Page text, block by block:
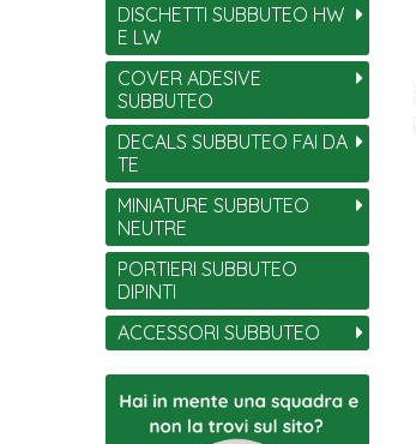
DISCHETTI SUBBUTEO HW
E LW
COVER ADESIVE
SUBBUTEO
DECALS SUBBUTEO FAI DA
TE
MINIATURE SUBBUTEO
NEUTRE
PORTIERI SUBBUTEO
DIPINTI
ACCESSORI SUBBUTEO